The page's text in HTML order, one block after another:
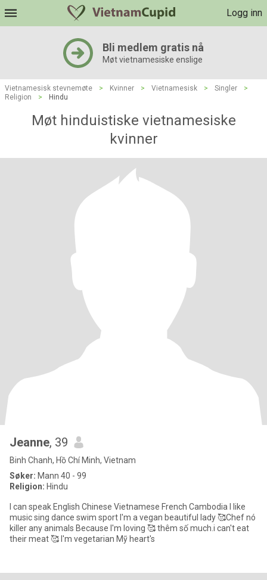
Logg inn
Bli medlem gratis nå
Møt vietnamesiske enslige
Vietnamesisk stevnemøte > Kvinner > Vietnamesisk > Singler
>
Religion
> Hindu
Møt hinduistiske vietnamesiske
kvinner
Jeanne, 39
Binh Chanh, Hồ Chí Minh, Vietnam
Søker: Mann 40 - 99
Religion: Hindu
I can speak English Chinese Vietnamese French Cambodia I like
music sing dance swim sport I'm a vegan beautiful lady 🥰Chef nó
killer any animals Because I'm loving 🥰 thêm số much.i can't eat
their meat 🥰 I'm vegetarian Mỹ heart's